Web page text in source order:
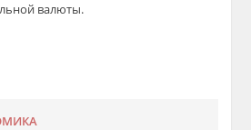
валюты.